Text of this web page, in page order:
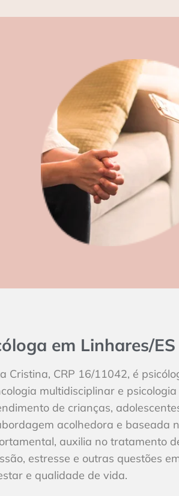
em Linhares/ES
Cristina, CRP 16/11042, é
multidisciplinar e
de crianças,
acolhedora e baseada
auxilia no tratamento
estresse e outras questões
e qualidade de vida.